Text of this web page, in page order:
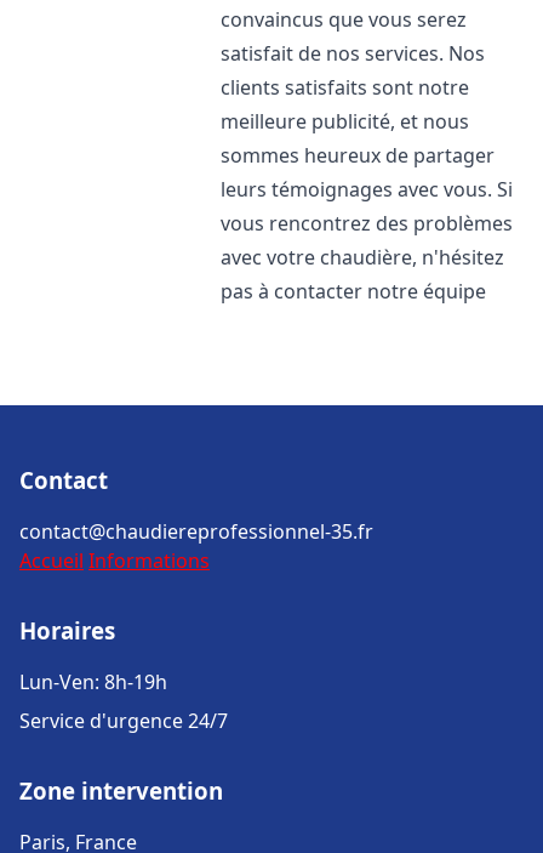
convaincus que vous serez
satisfait de nos services. Nos
clients satisfaits sont notre
meilleure publicité, et nous
sommes heureux de partager
leurs témoignages avec vous. Si
vous rencontrez des problèmes
avec votre chaudière, n'hésitez
pas à contacter notre équipe
Contact
contact@chaudiereprofessionnel-35.fr
Accueil Informations
Horaires
Lun-Ven: 8h-19h
Service d'urgence 24/7
Zone intervention
Paris, France